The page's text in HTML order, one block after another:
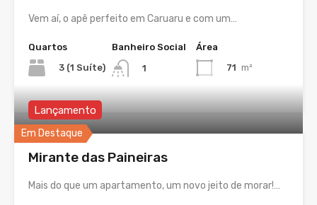
Vem aí, o apê perfeito em Caruaru e com um…
Quartos
3 (1 Suíte)
Banheiro Social
1
Área
71 m²
Em Destaque
Lançamento
Mirante das Paineiras
Mais do que um apartamento, um novo jeito de morar!…